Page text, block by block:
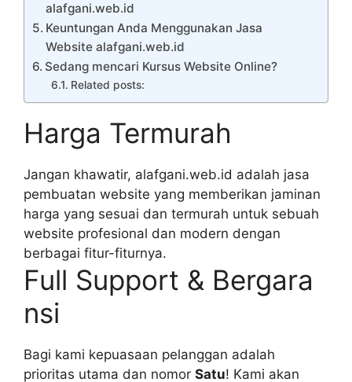
alafgani.web.id
Keuntungan Anda Menggunakan Jasa
Website alafgani.web.id
Sedang mencari Kursus Website Online?
Related posts:
Harga Termurah
Jangan khawatir, alafgani.web.id adalah jasa
pembuatan website yang memberikan jaminan
harga yang sesuai dan termurah untuk sebuah
website profesional dan modern dengan
berbagai fitur-fiturnya.
Full Support & Bergara
nsi
Bagi kami kepuasaan pelanggan adalah
prioritas utama dan nomor Satu! Kami akan